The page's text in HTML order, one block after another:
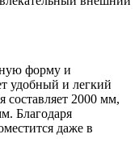
форму и
удобный и легкий
составляет 2000 мм,
Благодаря
даже в